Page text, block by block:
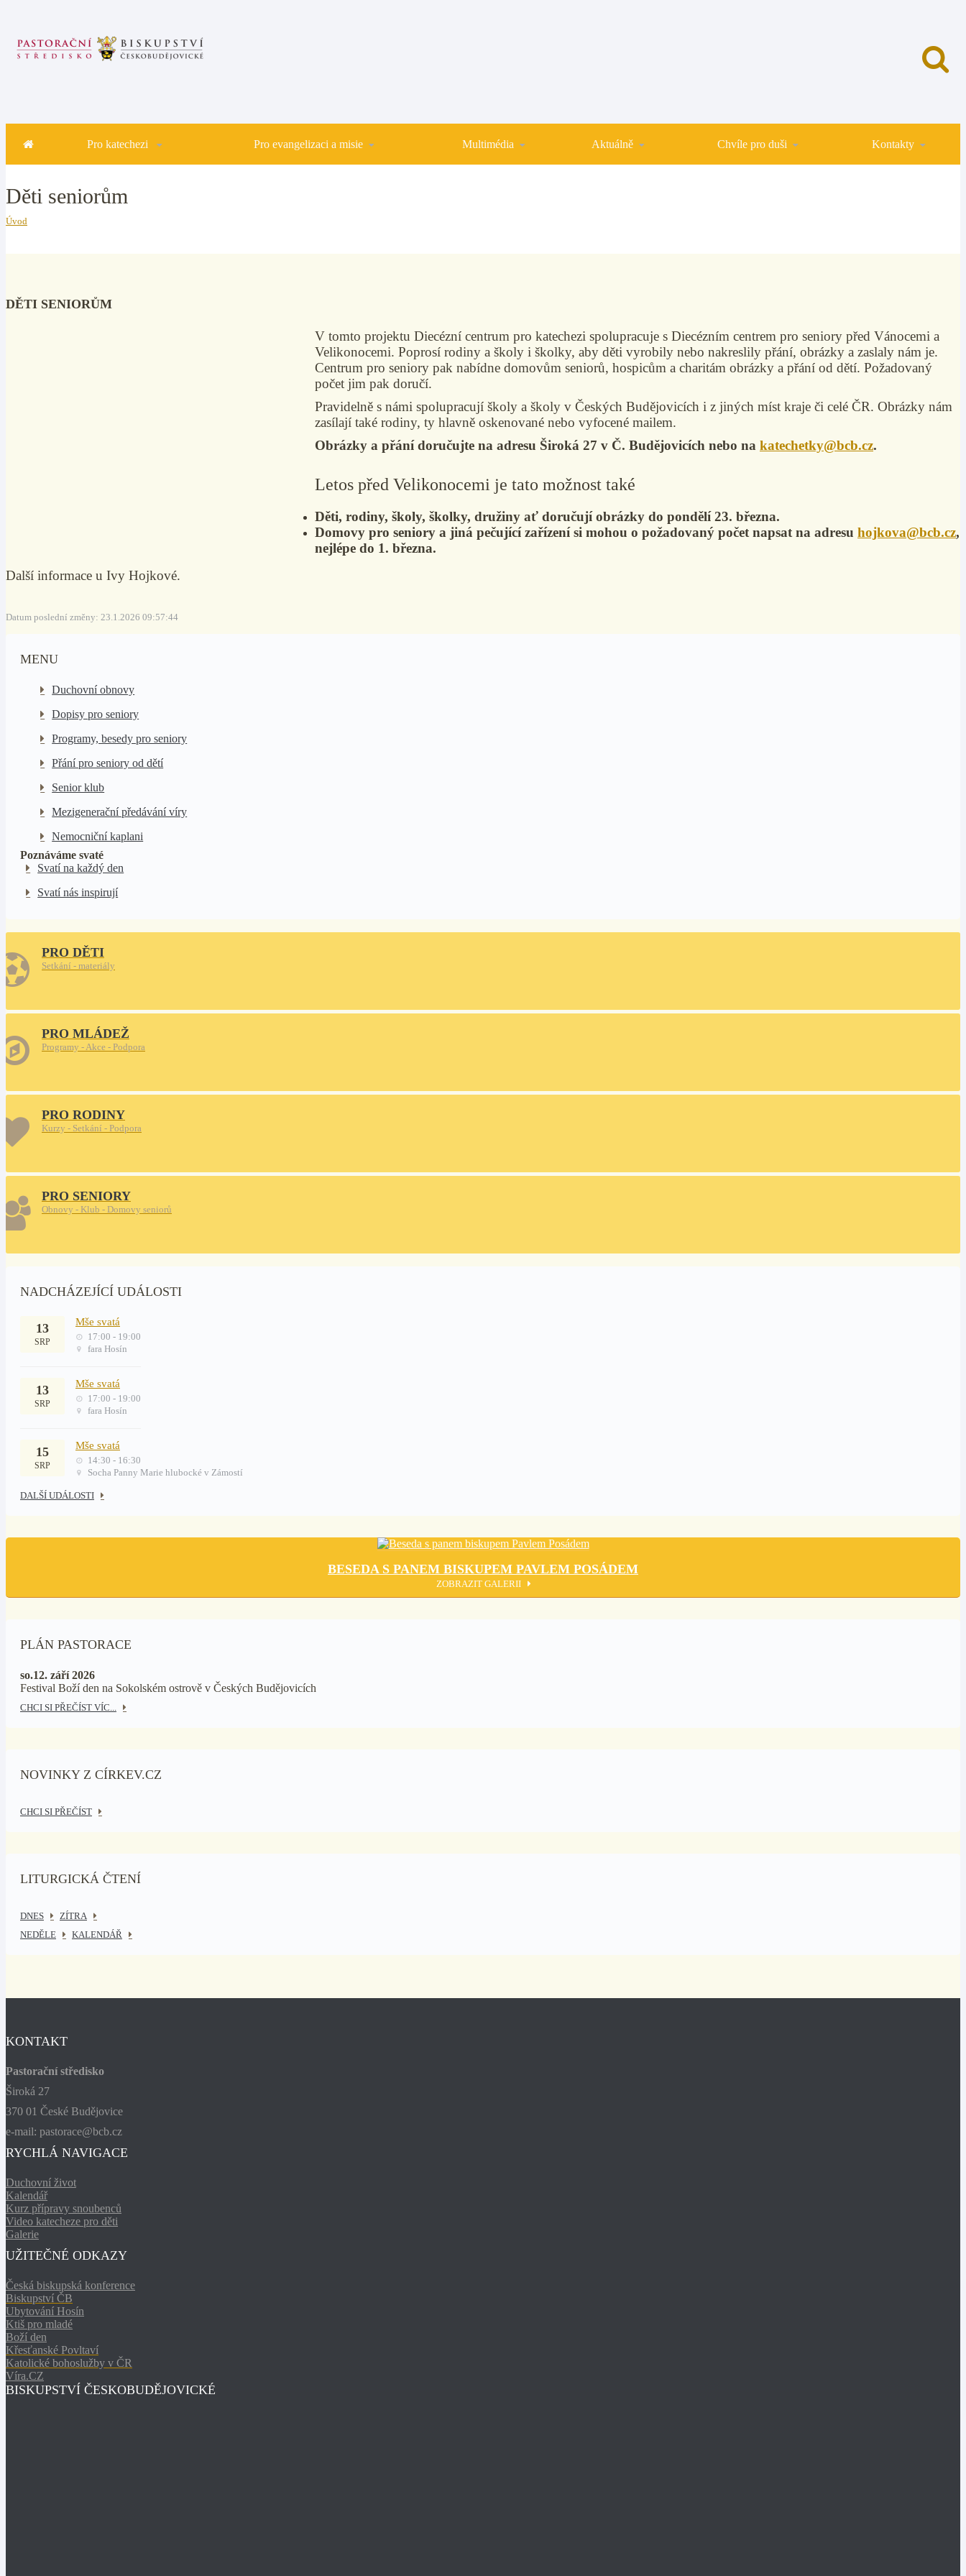
Pro katechezi Pro evangelizaci a misie Multimédia Aktuálně Chvíle pro duši Kontakty
Děti seniorům
Úvod
DĚTI SENIORŮM
V tomto projektu Diecézní centrum pro katechezi spolupracuje s Diecézním centrem pro seniory před Vánocemi a
Velikonocemi. Poprosí rodiny a školy i školky, aby děti vyrobily nebo nakreslily přání, obrázky a zaslaly nám je.
Centrum pro seniory pak nabídne domovům seniorů, hospicům a charitám obrázky a přání od dětí. Požadovaný
počet jim pak doručí.
Pravidelně s námi spolupracují školy a školy v Českých Budějovicích i z jiných míst kraje či celé ČR. Obrázky nám
zasílají také rodiny, ty hlavně oskenované nebo vyfocené mailem.
Obrázky a přání doručujte na adresu Široká 27 v Č. Budějovicích nebo na katechetky@bcb.cz.
Letos před Velikonocemi je tato možnost také
Děti, rodiny, školy, školky, družiny ať doručují obrázky do pondělí 23. března.
Domovy pro seniory a jiná pečující zařízení si mohou o požadovaný počet napsat na adresu hojkova@bcb.cz,
nejlépe do 1. března.
Další informace u Ivy Hojkové.
Datum poslední změny: 23.1.2026 09:57:44
MENU
Duchovní obnovy
Dopisy pro seniory
Programy, besedy pro seniory
Přání pro seniory od dětí
Senior klub
Mezigenerační předávání víry
Nemocniční kaplani
Poznáváme svaté
Svatí na každý den
Svatí nás inspirují
PRO DĚTI
Setkání - materiály
PRO MLÁDEŽ
Programy - Akce - Podpora
PRO RODINY
Kurzy - Setkání - Podpora
PRO SENIORY
Obnovy - Klub - Domovy seniorů
NADCHÁZEJÍCÍ UDÁLOSTI
13
SRP
Mše svatá
17:00 - 19:00
fara Hosín
13
SRP
Mše svatá
17:00 - 19:00
fara Hosín
15
SRP
Mše svatá
14:30 - 16:30
Socha Panny Marie hlubocké v Zámostí
DALŠÍ UDÁLOSTI
BESEDA S PANEM BISKUPEM PAVLEM POSÁDEM
ZOBRAZIT GALERII
PLÁN PASTORACE
so.12. září 2026
Festival Boží den na Sokolském ostrově v Českých Budějovicích
CHCI SI PŘEČÍST VÍC...
NOVINKY Z CÍRKEV.CZ
CHCI SI PŘEČÍST
LITURGICKÁ ČTENÍ
DNES
ZÍTRA
NEDĚLE
KALENDÁŘ
KONTAKT
Pastorační středisko
Široká 27
370 01 České Budějovice
e-mail: pastorace@bcb.cz
RYCHLÁ NAVIGACE
Duchovní život
Kalendář
Kurz přípravy snoubenců
Video katecheze pro děti
Galerie
UŽITEČNÉ ODKAZY
Česká biskupská konference
Biskupství ČB
Ubytování Hosín
Ktiš pro mladé
Boží den
Křesťanské Povltaví
Katolické bohoslužby v ČR
Víra.CZ
BISKUPSTVÍ ČESKOBUDĚJOVICKÉ